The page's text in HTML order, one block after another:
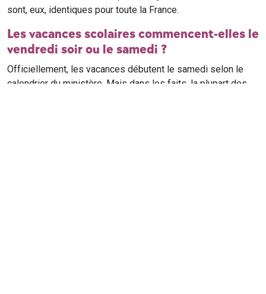
sont, eux, identiques pour toute la France.
Les vacances scolaires commencent-elles le
vendredi soir ou le samedi ?
Officiellement, les vacances débutent le samedi selon le
calendrier du ministère. Mais dans les faits, la plupart des